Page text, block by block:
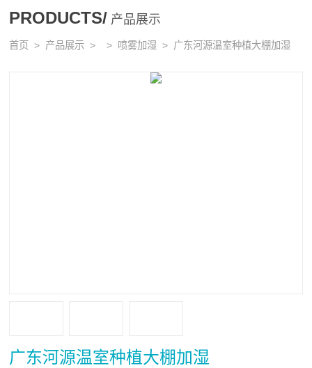
PRODUCTS/ 产品展示
首页 > 产品展示 > > 喷雾加湿 > 广东河源温室种植大棚加湿
广东河源温室种植大棚加湿